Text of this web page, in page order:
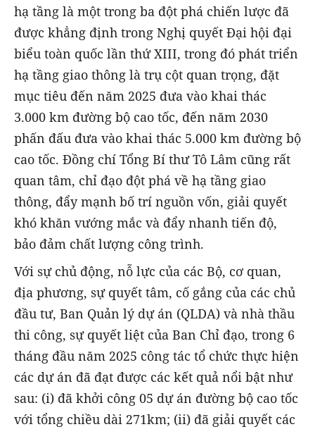
hạ tầng là một trong ba đột phá chiến lược đã
được khẳng định trong Nghị quyết Đại hội đại
biểu toàn quốc lần thứ XIII, trong đó phát triển
hạ tầng giao thông là trụ cột quan trọng, đặt
mục tiêu đến năm 2025 đưa vào khai thác
3.000 km đường bộ cao tốc, đến năm 2030
phấn đấu đưa vào khai thác 5.000 km đường bộ
cao tốc. Đồng chí Tổng Bí thư Tô Lâm cũng rất
quan tâm, chỉ đạo đột phá về hạ tầng giao
thông, đẩy mạnh bố trí nguồn vốn, giải quyết
khó khăn vướng mắc và đẩy nhanh tiến độ,
bảo đảm chất lượng công trình.
Với sự chủ động, nỗ lực của các Bộ, cơ quan,
địa phương, sự quyết tâm, cố gắng của các chủ
đầu tư, Ban Quản lý dự án (QLDA) và nhà thầu
thi công, sự quyết liệt của Ban Chỉ đạo, trong 6
tháng đầu năm 2025 công tác tổ chức thực hiện
các dự án đã đạt được các kết quả nổi bật như
sau: (i) đã khởi công 05 dự án đường bộ cao tốc
với tổng chiều dài 271km; (ii) đã giải quyết các